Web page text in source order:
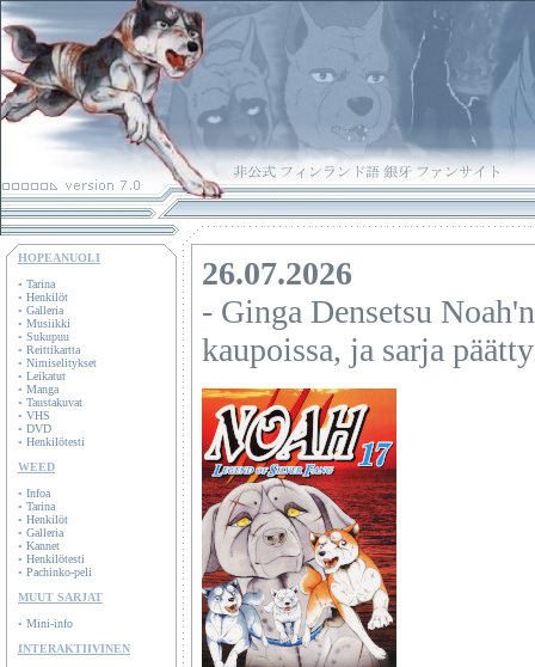
HOPEANUOLI
▫ Tarina
▫ Henkilöt
▫ Galleria
▫ Musiikki
▫ Sukupuu
▫ Reittikartta
▫ Nimiselitykset
▫ Leikatut
▫ Manga
▫ Taustakuvat
▫ VHS
▫ DVD
▫ Henkilötesti
WEED
▫ Infoa
▫ Tarina
▫ Henkilöt
▫ Galleria
▫ Kannet
▫ Henkilötesti
▫ Pachinko-peli
MUUT SARJAT
▫ Mini-info
INTERAKTIIVINEN